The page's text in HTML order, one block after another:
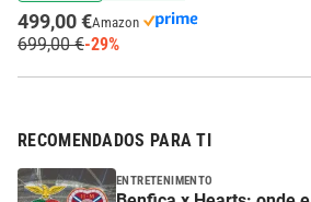
499,00 €Amazon
699,00 €-29%
RECOMENDADOS PARA TI
ENTRETENIMENTO